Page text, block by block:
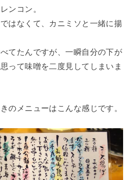
ンコン。
はなくて、カニミソと一緒に揚
てたんですが、一瞬自分の下が
って味噌を二度見してしまいま
のメニューはこんな感じです。